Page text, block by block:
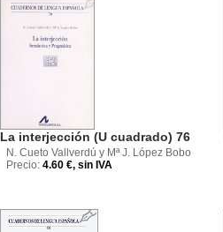
La interjección (U cuadrado) 76
N. Cueto Vallverdú y Mª J. López Bobo
Precio: 4.60 €, sin IVA